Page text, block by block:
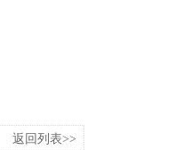
返回列表>>